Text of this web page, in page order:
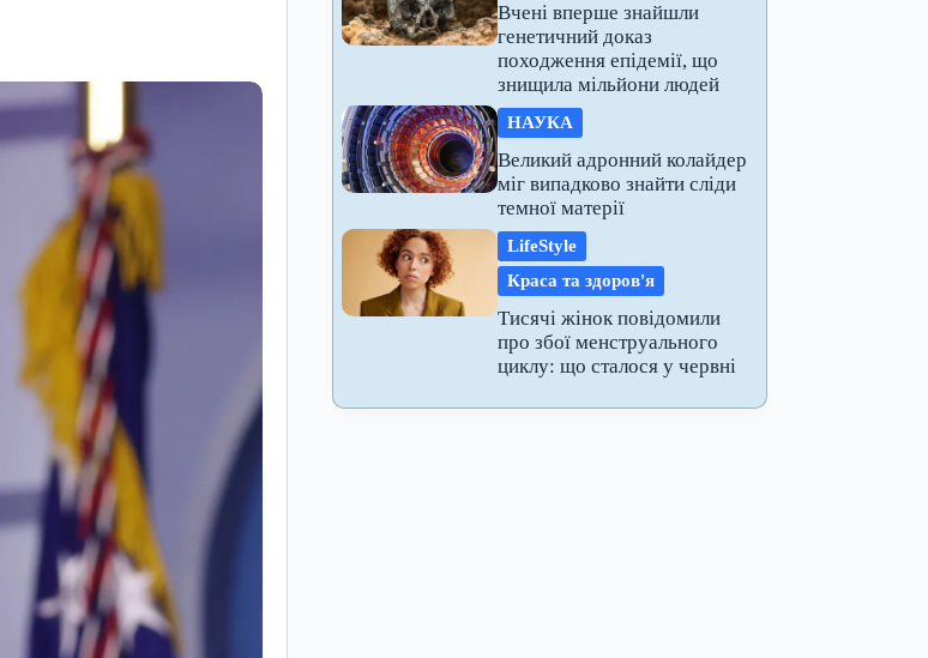
Вчені вперше знайшли
генетичний доказ
походження епідемії, що
знищила мільйони людей
НАУКА
Великий адронний колайдер
міг випадково знайти сліди
темної матерії
LifeStyle
Краса та здоров'я
Тисячі жінок повідомили
про збої менструального
циклу: що сталося у червні